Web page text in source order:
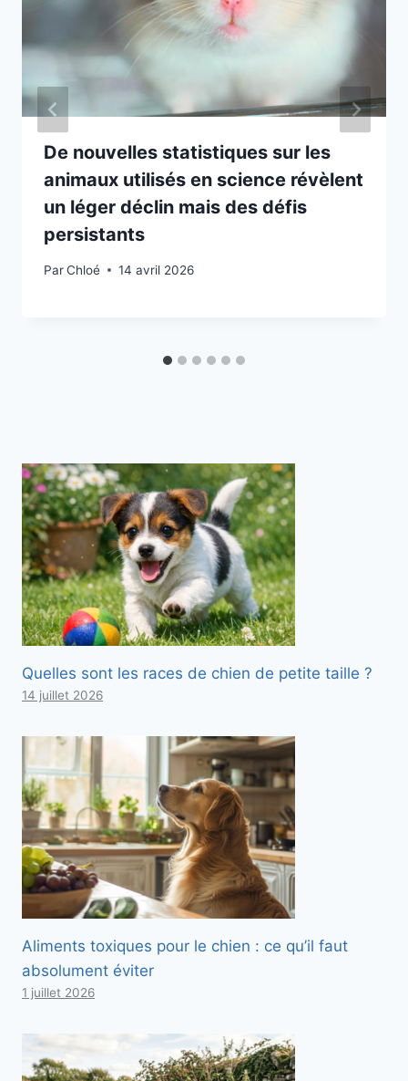
De nouvelles statistiques sur les
animaux utilisés en science révèlent
un léger déclin mais des défis
persistants
ParChloé 14 avril 2026
Quelles sont les races de chien de petite taille ?
14 juillet 2026
Aliments toxiques pour le chien : ce qu’il faut
absolument éviter
1 juillet 2026